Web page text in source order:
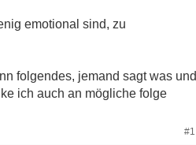
emotional sind, zu
folgendes, jemand sagt was und
ich auch an mögliche folge
#1